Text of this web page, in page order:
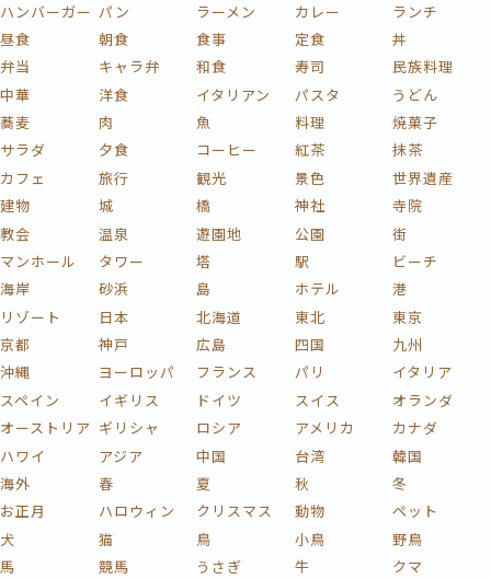
ハンバーガー パン ラーメン カレー
ランチ
昼食
朝食 食事 定食
丼
弁当
キャラ弁 和食 寿司
民族料理
中華
洋食 イタリアン パスタ
うどん
蕎麦
肉 魚 料理
焼菓子
サラダ
夕食 コーヒー 紅茶
抹茶
カフェ
旅行 観光 景色
世界遺産
建物
城 橋 神社
寺院
教会
温泉 遊園地 公園
街
マンホール
タワー 塔 駅
ビーチ
海岸
砂浜 島 ホテル
港
リゾート
日本 北海道 東北
東京
京都
神戸 広島 四国
九州
沖縄
ヨーロッパ フランス パリ
イタリア
スペイン
イギリス ドイツ スイス
オランダ
オーストリア ギリシャ ロシア アメリカ
カナダ
ハワイ
アジア 中国 台湾
韓国
海外
春 夏 秋
冬
お正月
ハロウィン クリスマス 動物
ペット
犬
猫 鳥 小鳥
野鳥
馬
競馬 うさぎ 牛
クマ